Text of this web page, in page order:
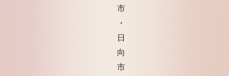
市
・
日
向
市